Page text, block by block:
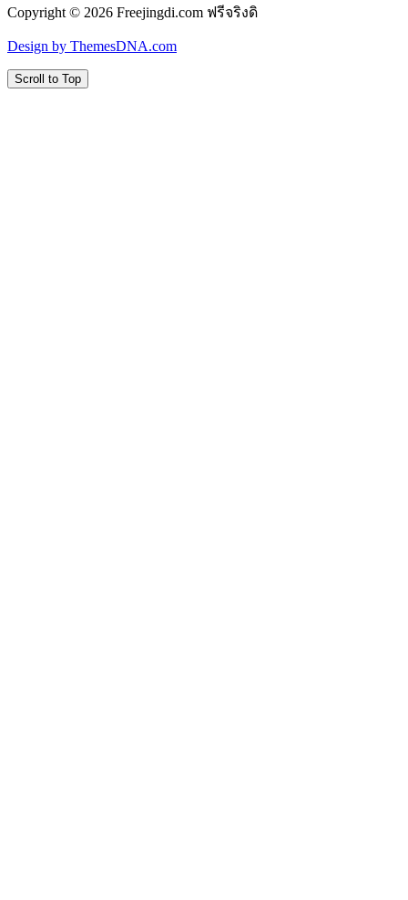
Copyright © 2026 Freejingdi.com ฟรีจริงดิ
Design by ThemesDNA.com
Scroll to Top